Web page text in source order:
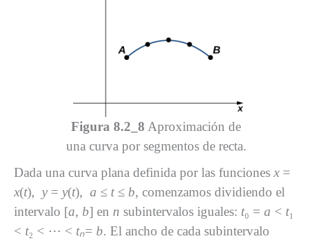
Figura 8.2_8 Aproximación de
una curva por segmentos de recta.
Dada una curva plana definida por las funciones x=
x(t), y= y(t), a ≤ t≤ b, comenzamos dividiendo el
intervalo [a, b] en n subintervalos iguales: t₀ = a < t₁
< t₂ < ⋯ < tₙ= b. El ancho de cada subintervalo